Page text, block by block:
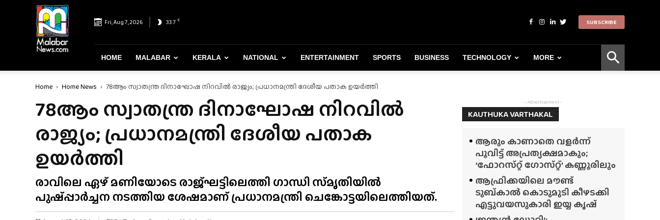
Malabar
News
–
Most
Reliable
Dependable
Portal
Fri, Aug 7, 2026 33.7 C SUBSCRIBE
HOME MALABAR KERALA NATIONAL ENTERTAINMENT SPORTS BUSINESS TECHNOLOGY MORE
Home Home News 78ആം സ്വാതന്ത്ര ദിനാഘോഷ നിറവിൽ രാജ്യം; പ്രധാനമന്ത്രി ദേശീയ പതാക ഉയർത്തി
78ആം സ്വാതന്ത്ര ദിനാഘോഷ നിറവിൽ
രാജ്യം; പ്രധാനമന്ത്രി ദേശീയ പതാക
ഉയർത്തി
രാവിലെ ഏഴ് മണിയോടെ രാജ്‌ഘട്ടിലെത്തി ഗാന്ധി സ്‌മൃതിയിൽ
പുഷ്‌പ്പാർച്ചന നടത്തിയ ശേഷമാണ് പ്രധാനമന്ത്രി ചെങ്കോട്ടയിലെത്തിയത്.
- Advertisement -
KAUTHUKA VARTHAKAL
ആരും കാണാതെ വളർന്ന്
പൂവിട്ട് അപ്രത്യക്ഷമാകും;
‘ഫോറസ്‌റ്റ്‌ ഗോസ്‌റ്റ്’ കണ്ണൂരിലും
ആഫ്രിക്കയിലെ മൗണ്ട്
ടുബ്‌കാൽ കൊടുമുടി കീഴടക്കി
എട്ടുവയസുകാരി ഇയ്യ കൃഷ്